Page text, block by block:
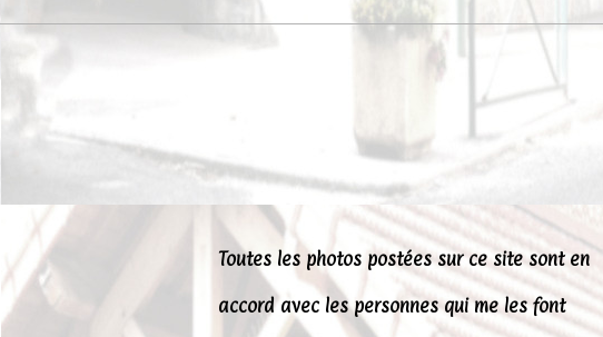
Toutes les photos postées sur ce site sont en
accord avec les personnes qui me les font